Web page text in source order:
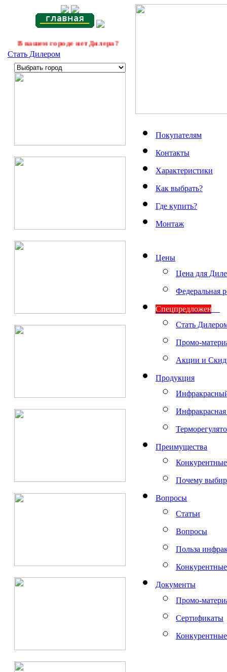
В вашем городе нет Дилера?
Стать Дилером
Покупателям
Контакты
Характеристики
Как выбрать?
Где купить?
Монтаж
Цены
Цена для
Федеральная
Спецпредложения
Стать
Промо-
Акции и
Продукция
Преимущества
Почему
Вопросы
Статьи
Вопросы
Польза
Документы
Промо-
Сертификаты